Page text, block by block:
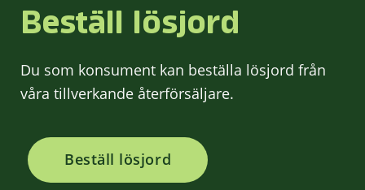
Beställ lösjord
Du som konsument kan beställa lösjord från
våra tillverkande återförsäljare.
Beställ lösjord